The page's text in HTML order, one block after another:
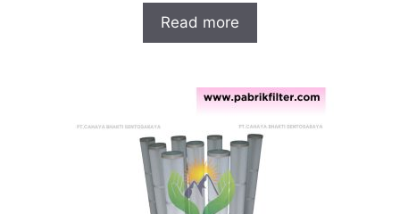
Read more